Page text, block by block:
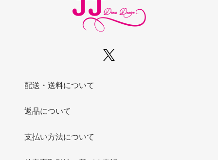
配送・送料について
返品について
支払い方法について